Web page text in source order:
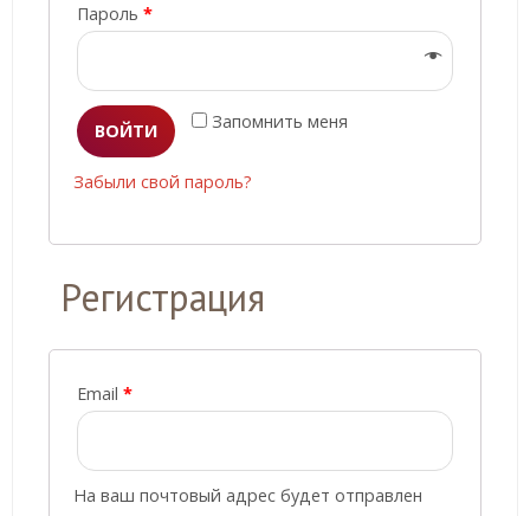
Пароль *
Запомнить меня
ВОЙТИ
Забыли свой пароль?
Регистрация
Email *
На ваш почтовый адрес будет отправлен